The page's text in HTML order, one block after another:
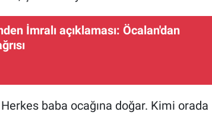
İmralı açıklaması: Öcalan'dan
baba ocağına doğar. Kimi orada